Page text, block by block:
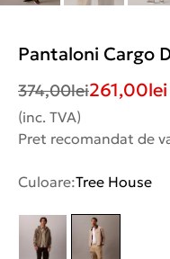
Pantaloni Cargo
374,00lei261,00lei
(inc. TVA)
Pret recomandat de
Culoare:Tree House